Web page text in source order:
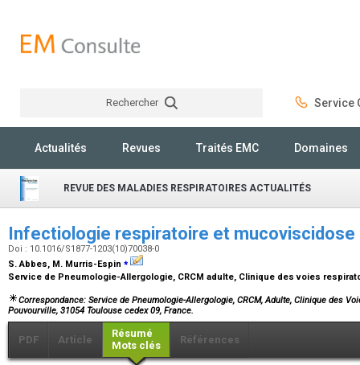
Rechercher Service
Actualités Revues Traités EMC Domaines
REVUE DES MALADIES RESPIRATOIRES ACTUALITÉS
Infectiologie respiratoire et mucoviscidose
Doi : 10.1016/S1877-1203(10)70038-0
S. Abbes, M. Murris-Espin ⁎
Service de Pneumologie-Allergologie, CRCM adulte, Clinique des voies
Correspondance: Service de Pneumologie-Allergologie, CRCM, Adulte, Clinique des
Pouvourville, 31054 Toulouse cedex 09, France.
PDF Article
Résumé
Mots clés
Références